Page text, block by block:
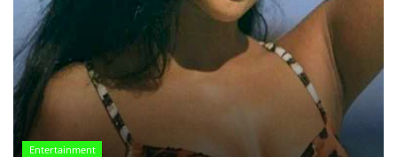
Entertainment